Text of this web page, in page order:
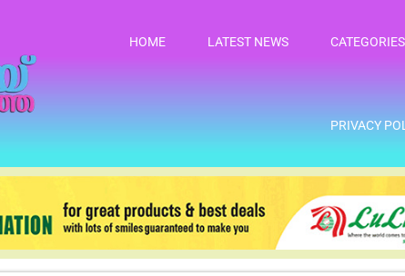
HOME LATEST NEWS CATEGORIES
PRIVACY